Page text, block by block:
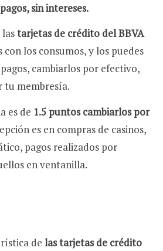
sin intereses.
tarjetas de crédito del BBVA
con los consumos, y los puedes
cambiarlos por efectivo,
tu membresía.
es de 1.5 puntos cambiarlos por
es en compras de casinos,
pagos realizados por
en ventanilla.
de las tarjetas de crédito